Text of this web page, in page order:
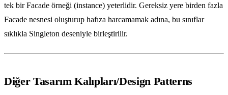
tek bir Facade örneği (instance) yeterlidir. Gereksiz yere birden fazla
Facade nesnesi oluşturup hafıza harcamamak adına, bu sınıflar
sıklıkla Singleton deseniyle birleştirilir.
Diğer Tasarım Kalıpları/Design Patterns